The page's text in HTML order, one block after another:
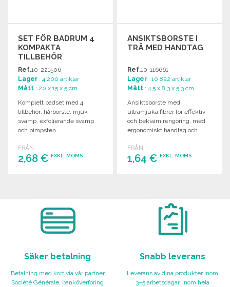
SET FÖR BADRUM 4
KOMPAKTA
TILLBEHÖR
Ref.10-221506
Lager : 4 200 artiklar
Mått : 20 x 15 x 5 cm
Komplett badset med 4
tillbehör: hårborste, mjuk
svamp, exfolierande svamp
och pimpsten.
FRÅN
2,68 € EXKL. MOMS
ANSIKTSBORSTE I
TRÄ MED HANDTAG
Ref.10-116661
Lager : 10 822 artiklar
Mått : 4.5 x 8.3 x 5.3 cm
Ansiktsborste med
ultramjuka fibrer för effektiv
och bekväm rengöring, med
ergonomiskt handtag och
FRÅN
1,64 €EXKL. MOMS
Säker betalning
Betalning med kort via vår partner
Société Générale, banköverföring
Snabb leverans
Leverans av dina produkter inom
3–5 arbetsdagar, inom hela